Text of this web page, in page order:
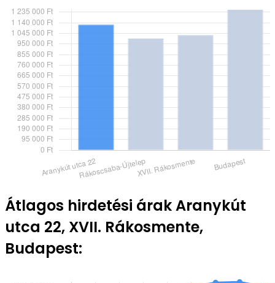
Átlagos hirdetési árak Aranykút
utca 22, XVII. Rákosmente,
Budapest: